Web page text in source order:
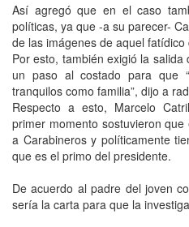
Así agregó que en el caso
políticas, ya que -a su parecer-
de las imágenes de aquel fatídico
Por esto, también exigió la
un paso al costado para que
tranquilos como familia”, dijo a
Respecto a esto, Marcelo
primer momento sostuvieron
a Carabineros y políticamente
que es el primo del presidente.
De acuerdo al padre del joven
sería la carta para que la